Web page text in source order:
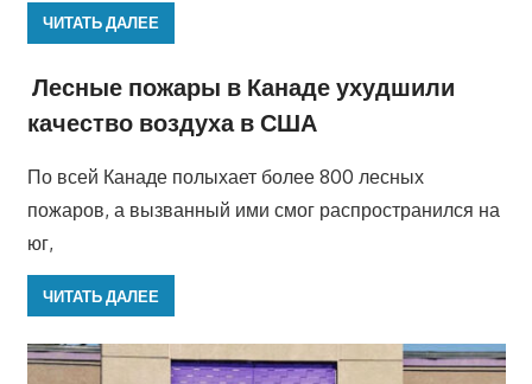
ЧИТАТЬ ДАЛЕЕ
Лесные пожары в Канаде ухудшили
качество воздуха в США
По всей Канаде полыхает более 800 лесных
пожаров, а вызванный ими смог распространился на
юг,
ЧИТАТЬ ДАЛЕЕ